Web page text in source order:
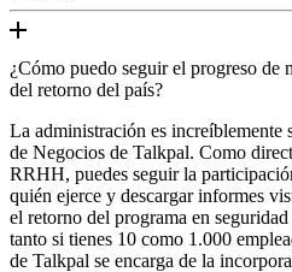
¿Cómo puedo seguir el progreso de
del retorno del país?
La administración es increíblemente
de Negocios de Talkpal. Como
RRHH, puedes seguir la
quién ejerce y descargar informes
el retorno del programa en
tanto si tienes 10 como 1.000
de Talkpal se encarga de la